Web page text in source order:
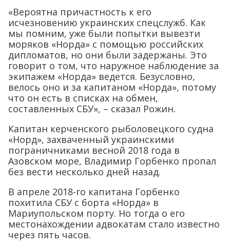
«Вероятна причастность к его
исчезновению украинских спецслужб. Как
мы помним, уже были попытки вывезти
моряков «Норда» с помощью российских
дипломатов, но они были задержаны. Это
говорит о том, что наружное наблюдение за
экипажем «Норда» ведется. Безусловно,
велось оно и за капитаном «Норда», потому
что он есть в списках на обмен,
составленных СБУ», – сказал Рожин.
Капитан керченского рыболовецкого судна
«Норд», захваченный украинскими
пограничниками весной 2018 года в
Азовском море, Владимир Горбенко пропал
без вести несколько дней назад.
В апреле 2018-го капитана Горбенко
похитила СБУ с борта «Норда» в
Мариупольском порту. Но тогда о его
местонахождении адвокатам стало известно
через пять часов.